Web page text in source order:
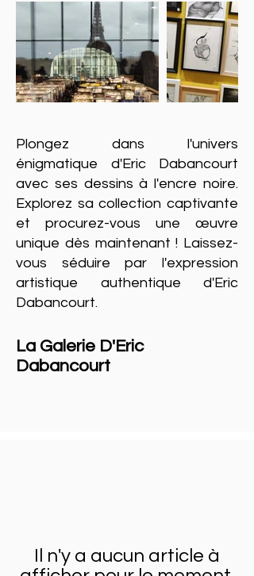
Plongez dans l'univers
énigmatique d'Eric Dabancourt
avec ses dessins à l'encre noire.
Explorez sa collection captivante
et procurez-vous une œuvre
unique dès maintenant ! Laissez-
vous séduire par l'expression
artistique authentique d'Eric
Dabancourt.
La Galerie D'Eric
Dabancourt
Il n'y a aucun article à